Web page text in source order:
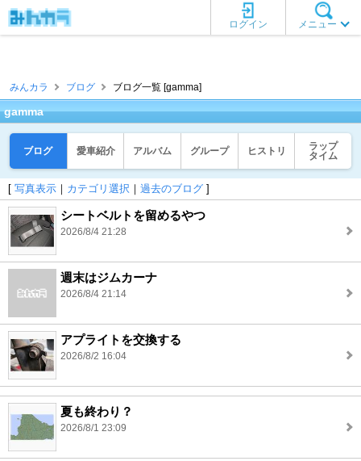
メニュー
ログイン
みんカラ ブログ ブログ一覧 [gamma]
gamma
ブログ 愛車紹介 アルバム グループ ヒストリ
ラップ
タイム
[ 写真表示 ｜ カテゴリ選択 ｜ 過去のブログ ]
シートベルトを留めるやつ
2026/8/4 21:28
週末はジムカーナ
2026/8/4 21:14
アプライトを交換する
2026/8/2 16:04
夏も終わり？
2026/8/1 23:09